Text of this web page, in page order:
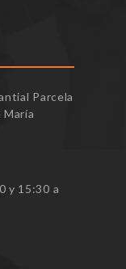
Parcela
y 15:30 a